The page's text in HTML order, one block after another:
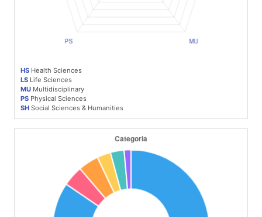
HS Health Sciences
LS Life Sciences
MU Multidisciplinary
PS Physical Sciences
SH Social Sciences & Humanities